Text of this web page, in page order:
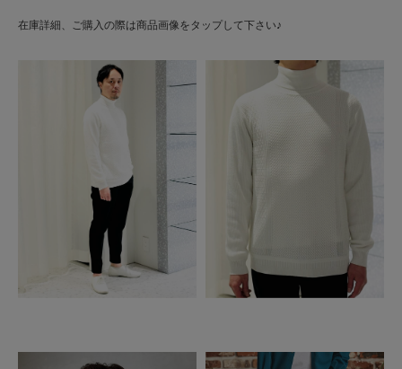
在庫詳細、ご購入の際は商品画像をタップして下さい♪